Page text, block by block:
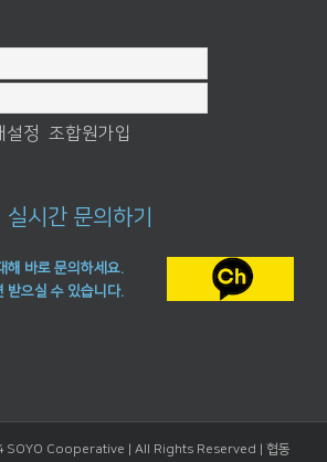
설정 조합원가입
실시간 문의하기
해 바로 문의하세요.
받으실 수 있습니다.
Cooperative | All Rights Reserved | 협동